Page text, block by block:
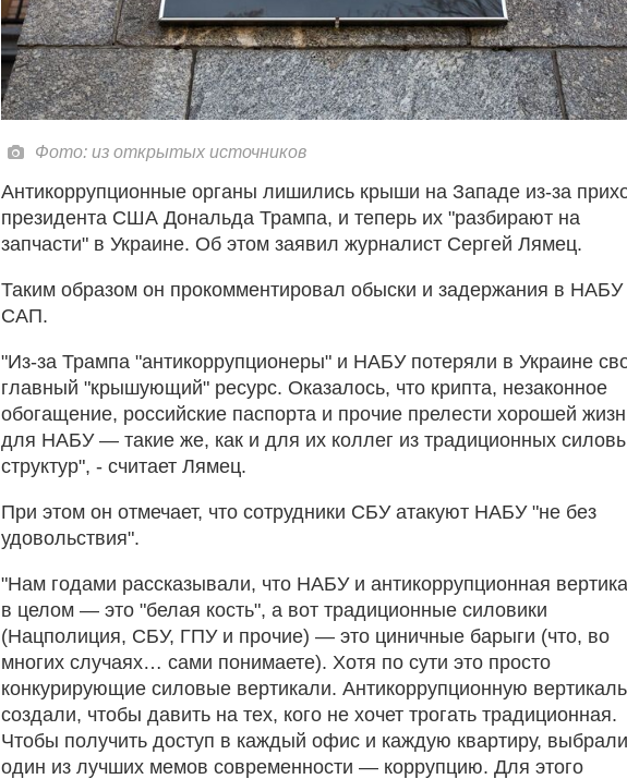
Фото: из открытых источников
Антикоррупционные органы лишились крыши на Западе из-за
президента США Дональда Трампа, и теперь их "разбирают на
запчасти" в Украине. Об этом заявил журналист Сергей Лямец.
Таким образом он прокомментировал обыски и задержания в НАБУ
САП.
"Из-за Трампа "антикоррупционеры" и НАБУ потеряли в Украине
главный "крышующий" ресурс. Оказалось, что крипта, незаконное
обогащение, российские паспорта и прочие прелести хорошей
для НАБУ — такие же, как и для их коллег из традиционных
структур", - считает Лямец.
При этом он отмечает, что сотрудники СБУ атакуют НАБУ "не без
удовольствия".
"Нам годами рассказывали, что НАБУ и антикоррупционная
в целом — это "белая кость", а вот традиционные силовики
(Нацполиция, СБУ, ГПУ и прочие) — это циничные барыги (что, во
многих случаях… сами понимаете). Хотя по сути это просто
конкурирующие силовые вертикали. Антикоррупционную вертикаль
создали, чтобы давить на тех, кого не хочет трогать традиционная.
Чтобы получить доступ в каждый офис и каждую квартиру, выбрали
один из лучших мемов современности — коррупцию. Для этого